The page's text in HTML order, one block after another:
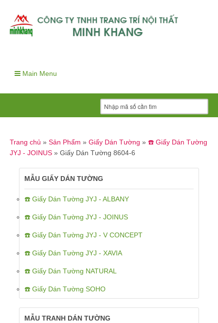
Main Menu
Trang chủ » Sản Phẩm » Giấy Dán Tường » ☎️ Giấy Dán Tường
JYJ - JOINUS » Giấy Dán Tường 8604-6
MẪU GIẤY DÁN TƯỜNG
☎️ Giấy Dán Tường JYJ - ALBANY
☎️ Giấy Dán Tường JYJ - JOINUS
☎️ Giấy Dán Tường JYJ - V CONCEPT
☎️ Giấy Dán Tường JYJ - XAVIA
☎️ Giấy Dán Tường NATURAL
☎️ Giấy Dán Tường SOHO
MẪU TRANH DÁN TƯỜNG